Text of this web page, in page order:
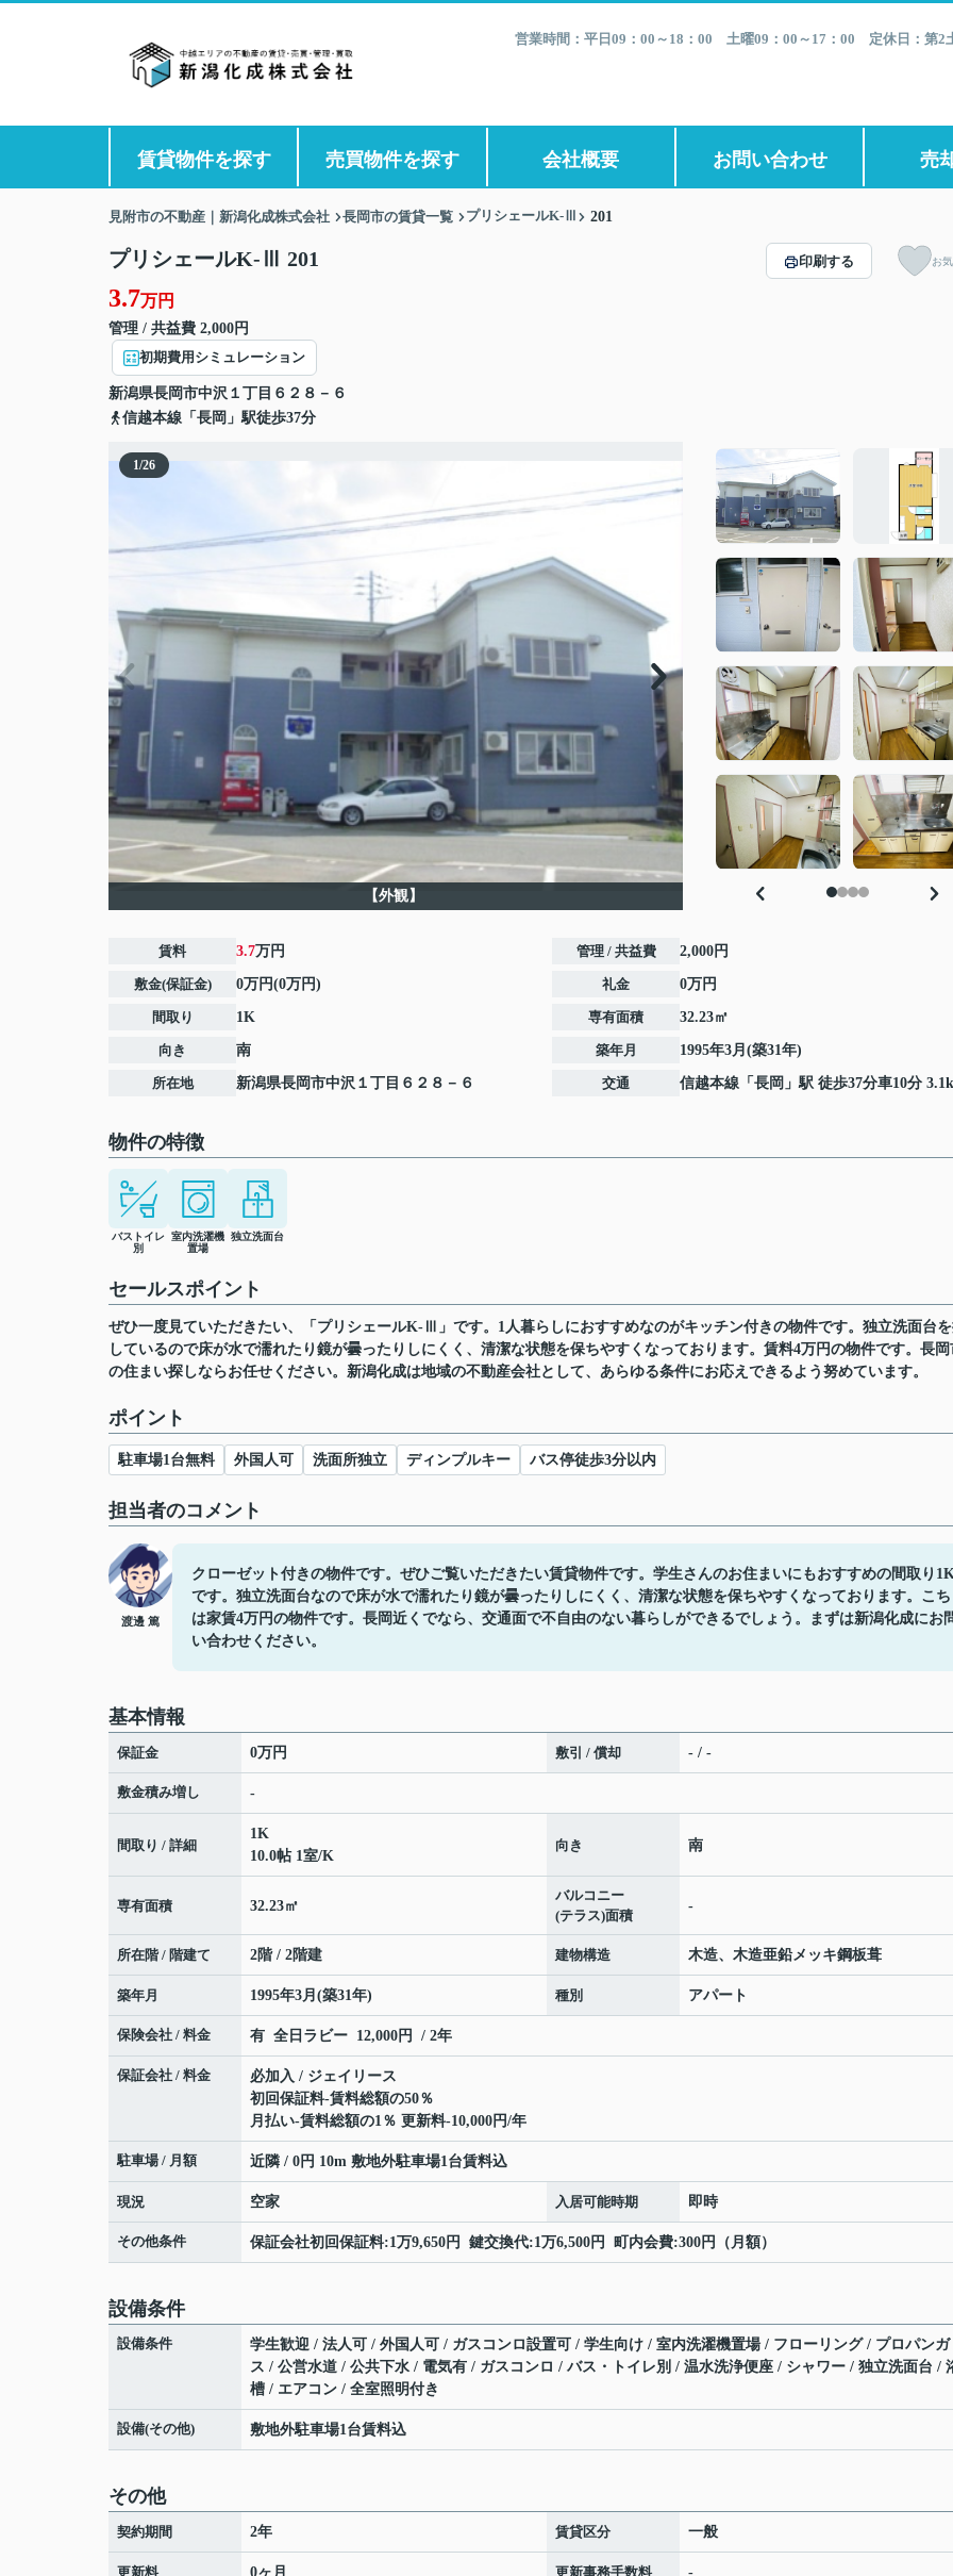
営業時間：平日09：00～18：00 土曜09：00～17：00 定休日：第
賃貸物件を探す 売買物件を探す 会社概要 お問い合わせ 売
見附市の不動産｜新潟化成株式会社 長岡市の賃貸一覧 プリシェールK-Ⅲ 201
プリシェールK-Ⅲ 201
3.7万円
管理 / 共益費 2,000円
初期費用シミュレーション
新潟県長岡市中沢 １丁目６２８－６
信越本線「長岡」駅徒歩37分
印刷する お
1/26
【外観】
賃料 3.7万円
敷金(保証金) 0万円(0万円)
間取り 1K
向き 南
所在地 新潟県長岡市中沢 １丁目６２８－６
管理 / 共益費 2,000円
礼金 0万円
専有面積 32.23㎡
築年月 1995年3月(築31年)
交通 信越本線 「 長岡 」駅 徒歩37分車10分
物件の特徴
バストイレ
別
室内洗濯機
置場
独立洗面台
セールスポイント
ぜひ一度見ていただきたい、「プリシェールK-Ⅲ」です。1人暮らしにおすすめなのがキッチン付きの物件です。独立洗面台
しているので床が水で濡れたり鏡が曇ったりしにくく、清潔な状態を保ちやすくなっております。賃料4万円の物件です。長岡
の住まい探しならお任せください。新潟化成は地域の不動産会社として、あらゆる条件にお応えできるよう努めています。
ポイント
駐車場1台無料 外国人可 洗面所独立 ディンプルキー バス停徒歩3分以内
担当者のコメント
渡邊 篤
クローゼット付きの物件です。ぜひご覧いただきたい賃貸物件です。学生さんのお住まいにもおすすめの間取り
です。独立洗面台なので床が水で濡れたり鏡が曇ったりしにくく、清潔な状態を保ちやすくなっております。こ
は家賃4万円の物件です。長岡近くでなら、交通面で不自由のない暮らしができるでしょう。まずは新潟化成にお
い合わせください。
基本情報
保証金 0万円 敷引 / 償却 - / -
敷金積み増し -
間取り / 詳細
1K
10.0帖 1室/K
向き 南
専有面積 32.23㎡
バルコニー
(テラス)面積
-
所在階 / 階建て 2階 / 2階建 建物構造 木造、木造亜鉛メッキ鋼板葺
築年月 1995年3月(築31年) 種別 アパート
保険会社 / 料金 有 全日ラビー 12,000円 / 2年
保証会社 / 料金
必加入 / ジェイリース
初回保証料-賃料総額の50％
月払い-賃料総額の1％ 更新料-10,000円/年
駐車場 / 月額 近隣 / 0円 10m 敷地外駐車場1台賃料込
現況 空家 入居可能時期 即時
その他条件 保証会社初回保証料:1万9,650円 鍵交換代:1万6,500円 町内会費:300円（月額）
設備条件
設備条件
学生歓迎 / 法人可 / 外国人可 / ガスコンロ設置可 / 学生向け / 室内洗濯機置場 / フローリング / プロパンガ
ス / 公営水道 / 公共下水 / 電気有 / ガスコンロ / バス・トイレ別 / 温水洗浄便座 / シャワー / 独立洗面台 /
槽 / エアコン / 全室照明付き
設備(その他) 敷地外駐車場1台賃料込
その他
契約期間 2年 賃貸区分 一般
更新料 0ヶ月 更新事務手数料 -